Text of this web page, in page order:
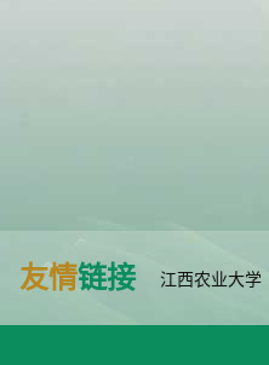
友情链接 江西农业大学